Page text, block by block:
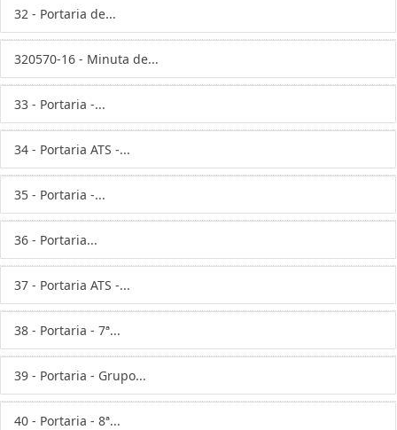
32 - Portaria de...
320570-16 - Minuta de...
33 - Portaria -...
34 - Portaria ATS -...
35 - Portaria -...
36 - Portaria...
37 - Portaria ATS -...
38 - Portaria - 7ª...
39 - Portaria - Grupo...
40 - Portaria - 8ª...